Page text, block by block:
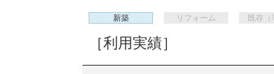
新築 リフォーム 既存（
［利用実績］